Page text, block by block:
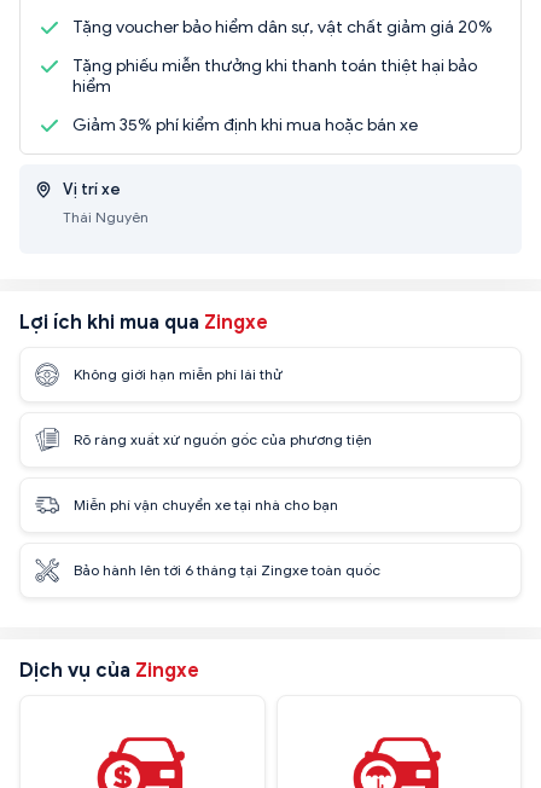
Tặng voucher bảo hiểm dân sự, vật chất giảm giá 20%
Tặng phiếu miễn thưởng khi thanh toán thiệt hại bảo
hiểm
Giảm 35% phí kiểm định khi mua hoặc bán xe
Vị trí xe
Thái Nguyên
Lợi ích khi mua qua Zingxe
Không giới hạn miễn phí lái thử
Rõ ràng xuất xứ nguồn gốc của phương tiện
Miễn phí vận chuyển xe tại nhà cho bạn
Bảo hành lên tới 6 tháng tại Zingxe toàn quốc
Dịch vụ của Zingxe